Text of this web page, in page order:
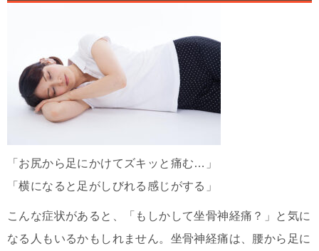
「お尻から足にかけてズキッと痛む…」
「横になると足がしびれる感じがする」
こんな症状があると、「もしかして坐骨神経痛？」と気に
なる人もいるかもしれません。坐骨神経痛は、腰から足に